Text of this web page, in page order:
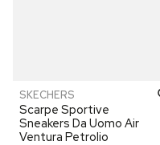
SKECHERS
Scarpe Sportive
Sneakers Da Uomo Air
Ventura Petrolio